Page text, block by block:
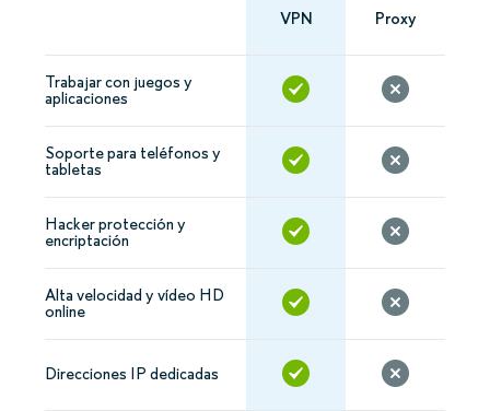
VPN Proxy
Trabajar con juegos y
aplicaciones
Soporte para teléfonos y
tabletas
Hacker protección y
encriptación
Alta velocidad y vídeo HD
online
Direcciones IP dedicadas